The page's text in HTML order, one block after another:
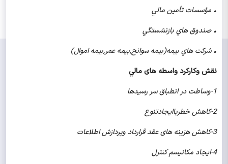
• مؤسسات تأمين مالي
•صندوق هاي بازنشستگي
•شركت هاي بيمه(بیمه سوانح,بیمه عمر,بیمه اموال)
نقش وکارکرد واسطه های مالي
1-وساطت در انطباق سر رسیدها
2-کاهش خطرباایجادتنوع
3-کاهش هزینه های عقد قرارداد وپردازش اطلاعات
4-ایجاد مکانیسم کنترل